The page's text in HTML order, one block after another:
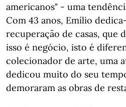
americanos" - uma
Com 43 anos, Emílio
recuperação de casas, que
isso é negócio, isto é
colecionador de arte, uma
dedicou muito do seu
demoraram as obras de